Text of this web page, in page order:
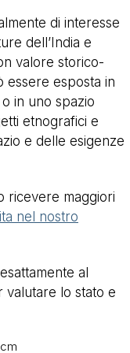
di interesse
dell’India e
valore storico-
essere esposta in
in uno spazio
etnografici e
e delle esigenze
ricevere maggiori
nel nostro
al
lo stato e